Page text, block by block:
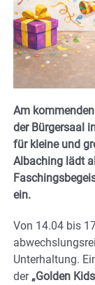
Am
der Bürgersaal
für kleine und
Albaching lädt
ein.
Von 14.04 bis
Unterhaltung.
der „Golden